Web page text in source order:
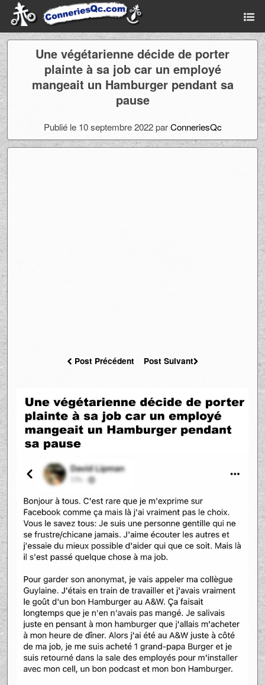
Une végétarienne décide de porter
plainte à sa job car un employé
mangeait un Hamburger pendant sa
pause
Publié le 10 septembre 2022 parConneriesQc
Post Précédent Post Suivant